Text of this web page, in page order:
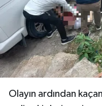
Olayın ardından